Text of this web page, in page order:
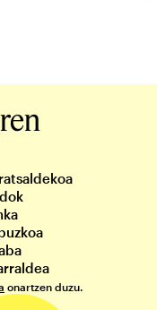
onartzen duzu.